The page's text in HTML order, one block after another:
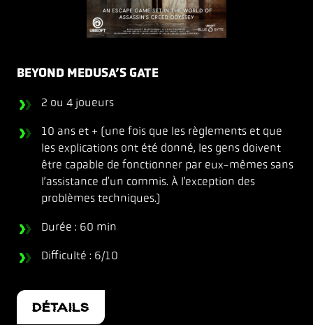
BEYOND MEDUSA’S GATE
2 ou 4 joueurs
10 ans et + (une fois que les règlements et que
les explications ont été donné, les gens doivent
être capable de fonctionner par eux-mêmes sans
l’assistance d’un commis. À l’exception des
problèmes techniques.)
Durée : 60 min
Difficulté : 6/10
DÉTAILS